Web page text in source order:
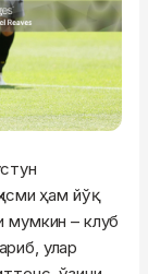
ҳам йўқ
мумкин – клуб
улар